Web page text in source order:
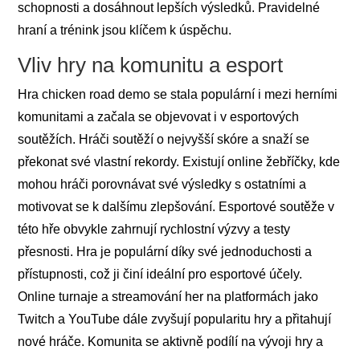
schopnosti a dosáhnout lepších výsledků. Pravidelné
hraní a trénink jsou klíčem k úspěchu.
Vliv hry na komunitu a esport
Hra chicken road demo se stala populární i mezi herními
komunitami a začala se objevovat i v esportových
soutěžích. Hráči soutěží o nejvyšší skóre a snaží se
překonat své vlastní rekordy. Existují online žebříčky, kde
mohou hráči porovnávat své výsledky s ostatními a
motivovat se k dalšímu zlepšování. Esportové soutěže v
této hře obvykle zahrnují rychlostní výzvy a testy
přesnosti. Hra je populární díky své jednoduchosti a
přístupnosti, což ji činí ideální pro esportové účely.
Online turnaje a streamování her na platformách jako
Twitch a YouTube dále zvyšují popularitu hry a přitahují
nové hráče. Komunita se aktivně podílí na vývoji hry a